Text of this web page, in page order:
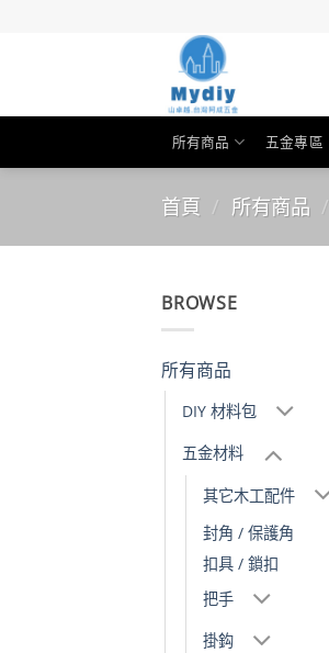
所有商品 五金專區
首頁 / 所有商品 /
BROWSE
所有商品
DIY 材料包
五金材料
其它木工配件
封角 / 保護角
扣具 / 鎖扣
把手
掛鈎